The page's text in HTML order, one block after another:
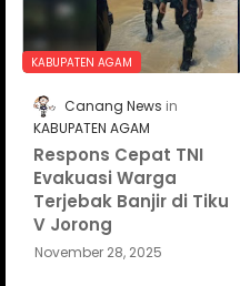
KABUPATEN AGAM
Canang News
KABUPATEN AGAM
Respons Cepat TNI
Evakuasi Warga
Terjebak Banjir di Tiku
V Jorong
November 28, 2025